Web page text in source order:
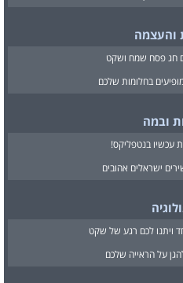
והעצמה
חג פסח שמח ושקט
ובמה
על הראייה שלכם